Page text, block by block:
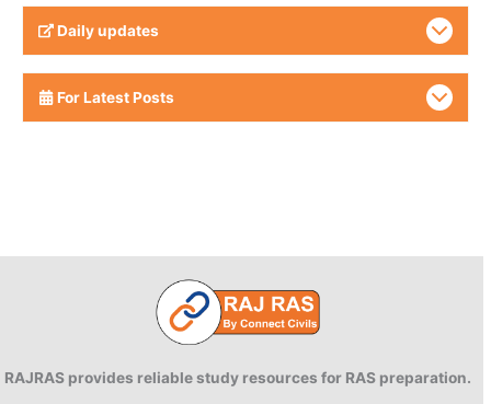
Daily updates
For Latest Posts
RAJRAS provides reliable study resources for RAS preparation.